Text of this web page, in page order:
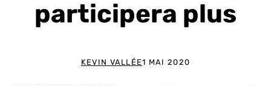
participera plus
KEVIN VALLÉE1 MAI 2020